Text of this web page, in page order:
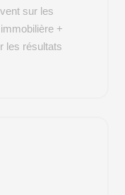
sur les
+
les résultats